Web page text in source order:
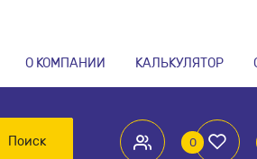
О КОМПАНИИ КАЛЬКУЛЯТОР
0
Поиск